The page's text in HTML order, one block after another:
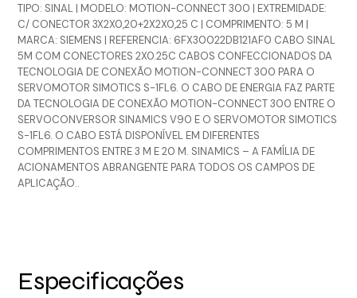
TIPO: SINAL | MODELO: MOTION-CONNECT 300 | EXTREMIDADE:
C/ CONECTOR 3X2X0,20+2X2X0,25 C | COMPRIMENTO: 5 M |
MARCA: SIEMENS | REFERENCIA: 6FX30022DB121AF0 CABO SINAL
5M COM CONECTORES 2X0.25C CABOS CONFECCIONADOS DA
TECNOLOGIA DE CONEXÃO MOTION-CONNECT 300 PARA O
SERVOMOTOR SIMOTICS S-1FL6. O CABO DE ENERGIA FAZ PARTE
DA TECNOLOGIA DE CONEXÃO MOTION-CONNECT 300 ENTRE O
SERVOCONVERSOR SINAMICS V90 E O SERVOMOTOR SIMOTICS
S-1FL6. O CABO ESTÁ DISPONÍVEL EM DIFERENTES
COMPRIMENTOS ENTRE 3 M E 20 M. SINAMICS – A FAMÍLIA DE
ACIONAMENTOS ABRANGENTE PARA TODOS OS CAMPOS DE
APLICAÇÃO..
Especificações